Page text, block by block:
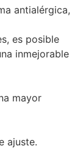
antialérgica,
es posible
inmejorable
mayor
ajuste.